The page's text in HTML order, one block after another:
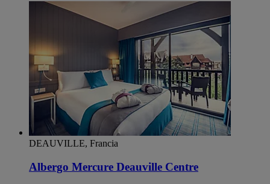
DEAUVILLE, Francia
Albergo Mercure Deauville Centre